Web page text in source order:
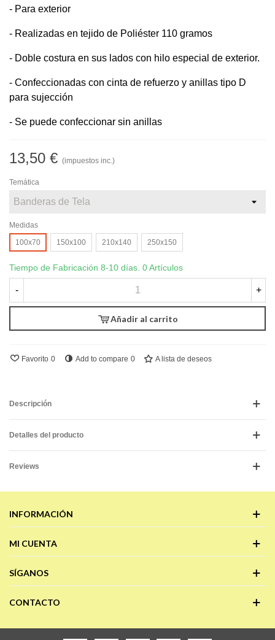
- Para exterior
- Realizadas en tejido de Poliéster 110 gramos
- Doble costura en sus lados con hilo especial de exterior.
- Confeccionadas con cinta de refuerzo y anillas tipo D
para sujección
- Se puede confeccionar sin anillas
13,50 € (impuestos inc.)
Temática
Medidas
100x70
150x100 210x140 250x150
Tiempo de Fabricación 8-10 días. 0 Artículos
- +
Añadir al carrito
Favorito 0 Add to compare 0 A lista de deseos
Descripción
Detalles del producto
Reviews
INFORMACIÓN
MI CUENTA
SÍGANOS
CONTACTO